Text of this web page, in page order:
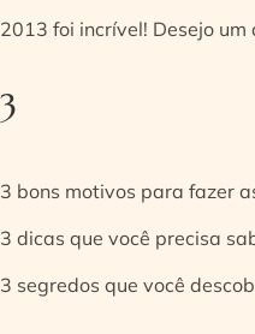
2013 foi incrível! Desejo
3
3 bons motivos para fazer
3 dicas que você precisa
3 segredos que você